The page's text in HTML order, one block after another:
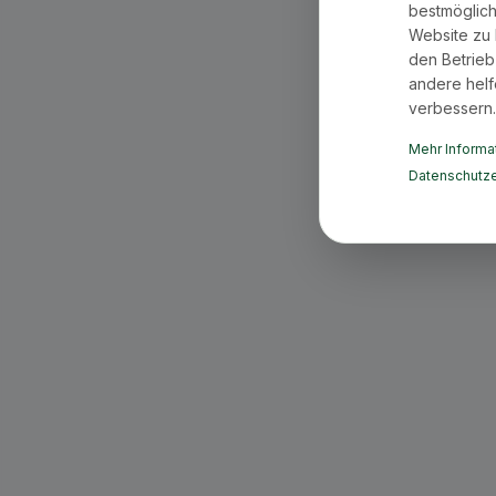
Website zu
den
andere
verbessern.
Mehr